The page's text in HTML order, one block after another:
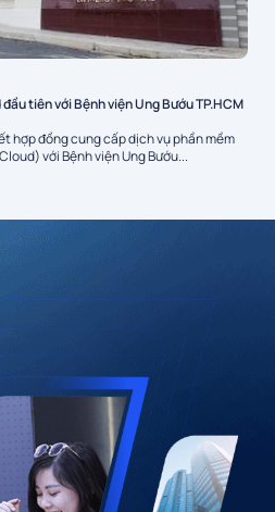
tiên với Bệnh viện Ung Bướu TP.HCM
hợp đồng cung cấp dịch vụ phần mềm
với Bệnh viện Ung Bướu...